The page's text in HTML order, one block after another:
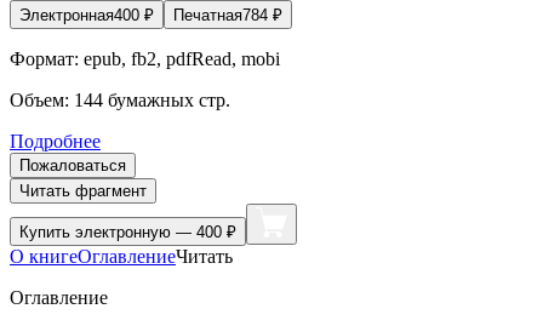
Электронная400 ₽ Печатная784 ₽
Формат: epub, fb2, pdfRead, mobi
Объем: 144 бумажных стр.
Подробнее
Пожаловаться
Читать фрагмент
Купить электронную — 400 ₽
О книгеОглавлениеЧитать
Оглавление